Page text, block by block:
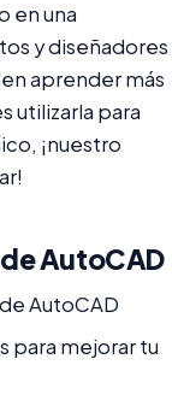
en una
y diseñadores
aprender más
utilizarla para
¡nuestro
AutoCAD
AutoCAD
para mejorar tu